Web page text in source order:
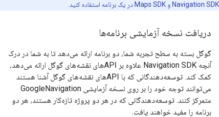
Navigation SDK و Maps SDK در یک برنامه استفاده کنید.
دریافت نسخه آزمایشی برنامه‌ها
گوگل بسته به سطح تجربه شما، دو برنامه ارائه می‌دهد تا به شما در درک
آنچه Navigation SDK علاوه بر APIهای نقشه‌های گوگل ارائه می‌دهد،
کمک کند. توسعه‌دهندگانی که با APIهای نقشه‌های گوگل آشنا هستند
می‌توانند توجه خود را بر روی نسخه آزمایشی GoogleNavigation
متمرکز کنند. توسعه‌دهندگانی که در هر دو پروژه تازه‌کار هستند، هر دو
برنامه را مفید خواهند یافت.